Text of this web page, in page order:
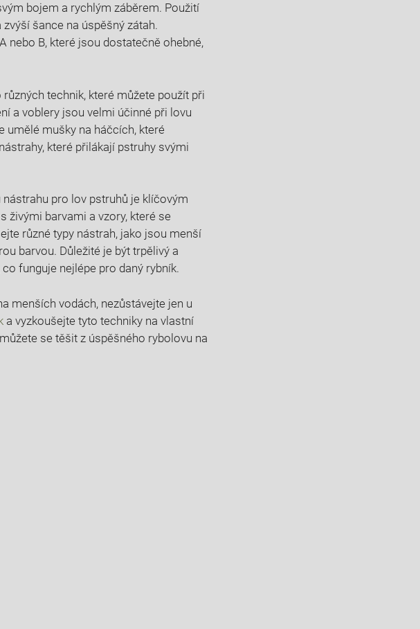
bojem a rychlým záběrem. Použití
šance na úspěšný zátah.
nebo B, které jsou dostatečně ohebné,
technik, které můžete použít při
a voblery jsou velmi účinné při lovu
umělé mušky na háčcích, které
které přilákají pstruhy svými
pro lov pstruhů je klíčovým
živými barvami a vzory, které se
různé typy nástrah, jako jsou menší
barvou. Důležité je být trpělivý a
funguje nejlépe pro daný rybník.
menších vodách, nezůstávejte jen u
a vyzkoušejte tyto techniky na vlastní
se těšit z úspěšného rybolovu na